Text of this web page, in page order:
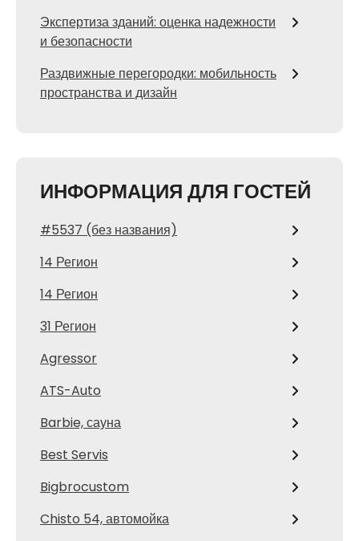
Экспертиза зданий: оценка надежности
и безопасности
Раздвижные перегородки: мобильность
пространства и дизайн
ИНФОРМАЦИЯ ДЛЯ ГОСТЕЙ
#5537 (без названия)
14 Регион
14 Регион
31 Регион
Agressor
ATS-Auto
Barbie, сауна
Best Servis
Bigbrocustom
Chisto 54, автомойка